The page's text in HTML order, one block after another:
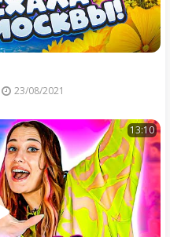
23/08/2021
13:10